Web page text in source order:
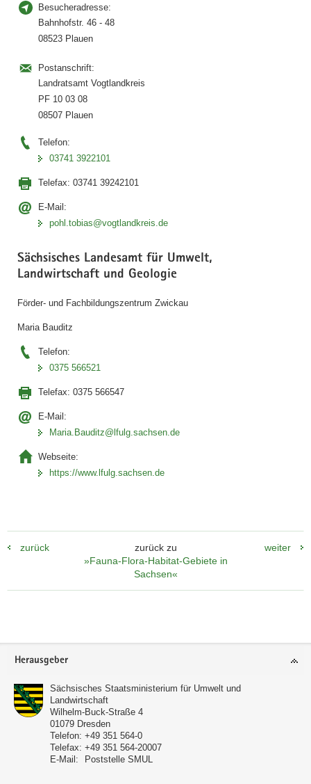
Besucheradresse:
Bahnhofstr. 46 - 48
08523 Plauen
Postanschrift:
Landratsamt Vogtlandkreis
PF 10 03 08
08507 Plauen
Telefon:
03741 3922101
Telefax: 03741 39242101
E-Mail:
pohl.tobias@vogtlandkreis.de
Sächsisches Landesamt für Umwelt,
Landwirtschaft und Geologie
Förder- und Fachbildungszentrum Zwickau
Maria Bauditz
Telefon:
0375 566521
Telefax: 0375 566547
E-Mail:
Maria.Bauditz@lfulg.sachsen.de
Webseite:
https://www.lfulg.sachsen.de
zurück
zurück zu
»Fauna-Flora-Habitat-Gebiete in
Sachsen«
weiter
Footer-
Herausgeber
Sächsisches Staatsministerium für Umwelt und
Landwirtschaft
Wilhelm-Buck-Straße 4
01079 Dresden
Telefon: +49 351 564-0
Telefax: +49 351 564-20007
E-Mail:
Poststelle SMUL